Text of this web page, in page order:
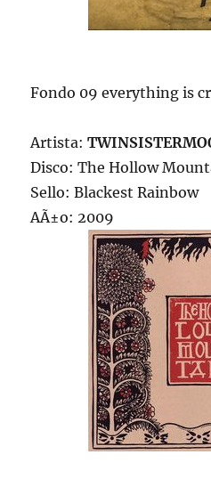
Fondo 09 everything is
Artista:
Disco: The Hollow
Sello: Blackest Rainbow
AÃ±o: 2009